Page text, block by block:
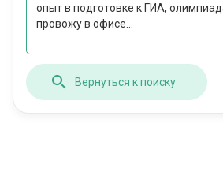
опыт в подготовке к ГИА,
провожу в офисе...
Вернуться к поиску